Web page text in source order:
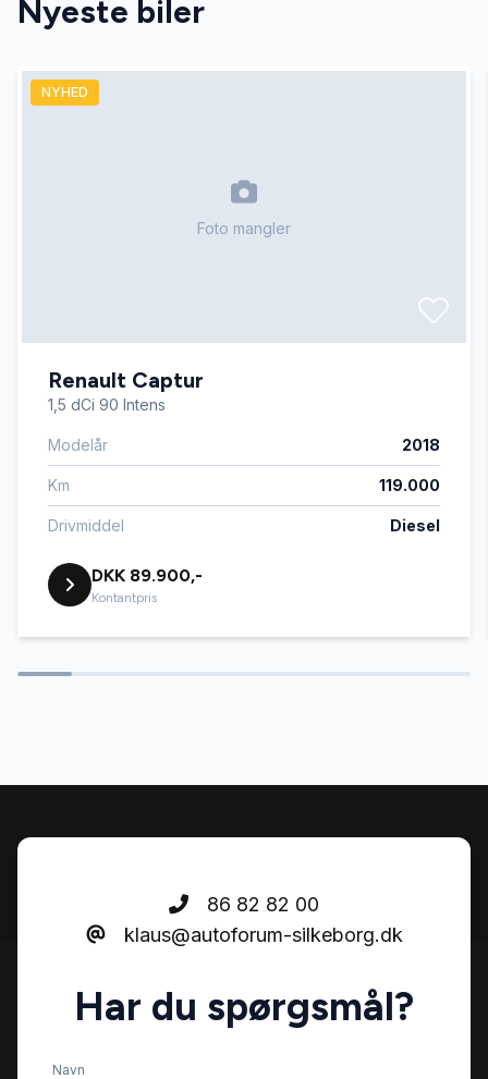
Tagræling
Tonede ruder
Nyeste biler
NYHED
Foto mangler
Renault Captur
1,5 dCi 90 Intens
Modelår 2018
Km 119.000
Drivmiddel Diesel
DKK 89.900,-
Kontantpris
86 82 82 00
klaus@autoforum-silkeborg.dk
Har du spørgsmål?
Navn